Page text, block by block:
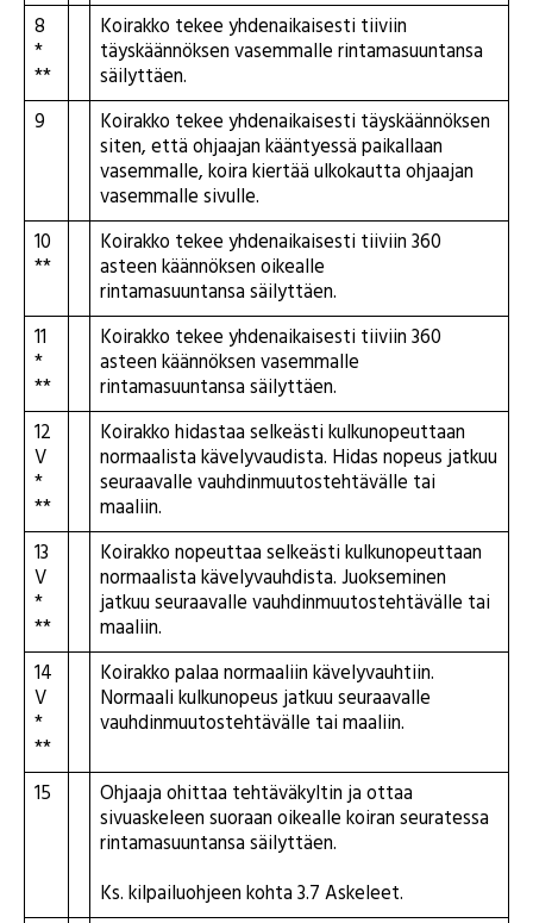
8
*
**
Koirakko tekee yhdenaikaisesti tiiviin
täyskäännöksen vasemmalle rintamasuuntansa
säilyttäen.
9
Koirakko tekee yhdenaikaisesti täyskäännöksen
siten, että ohjaajan kääntyessä paikallaan
vasemmalle, koira kiertää ulkokautta ohjaajan
vasemmalle sivulle.
10
**
Koirakko tekee yhdenaikaisesti tiiviin 360
asteen käännöksen oikealle
rintamasuuntansa säilyttäen.
11
*
**
Koirakko tekee yhdenaikaisesti tiiviin 360
asteen käännöksen vasemmalle
rintamasuuntansa säilyttäen.
12
V
*
**
Koirakko hidastaa selkeästi kulkunopeuttaan
normaalista kävelyvaudista. Hidas nopeus jatkuu
seuraavalle vauhdinmuutostehtävälle tai
maaliin.
13
V
*
**
Koirakko nopeuttaa selkeästi kulkunopeuttaan
normaalista kävelyvauhdista. Juokseminen
jatkuu seuraavalle vauhdinmuutostehtävälle tai
maaliin.
14
V
*
**
Koirakko palaa normaaliin kävelyvauhtiin.
Normaali kulkunopeus jatkuu seuraavalle
vauhdinmuutostehtävälle tai maaliin.
15
Ohjaaja ohittaa tehtäväkyltin ja ottaa
sivuaskeleen suoraan oikealle koiran seuratessa
rintamasuuntansa säilyttäen.
Ks. kilpailuohjeen kohta 3.7 Askeleet.